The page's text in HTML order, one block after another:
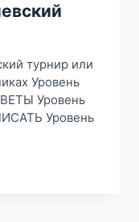
турнир или
Уровень
Уровень
Уровень